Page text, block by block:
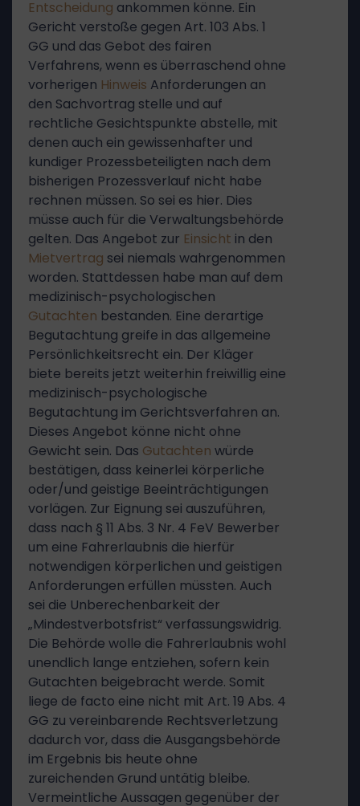
Entscheidung ankommen könne. Ein
Gericht verstoße gegen Art. 103 Abs. 1
GG und das Gebot des fairen
Verfahrens, wenn es überraschend ohne
vorherigen Hinweis Anforderungen an
den Sachvortrag stelle und auf
rechtliche Gesichtspunkte abstelle, mit
denen auch ein gewissenhafter und
kundiger Prozessbeteiligten nach dem
bisherigen Prozessverlauf nicht habe
rechnen müssen. So sei es hier. Dies
müsse auch für die Verwaltungsbehörde
gelten. Das Angebot zur Einsicht in den
Mietvertrag sei niemals wahrgenommen
worden. Stattdessen habe man auf dem
medizinisch-psychologischen
Gutachten bestanden. Eine derartige
Begutachtung greife in das allgemeine
Persönlichkeitsrecht ein. Der Kläger
biete bereits jetzt weiterhin freiwillig eine
medizinisch-psychologische
Begutachtung im Gerichtsverfahren an.
Dieses Angebot könne nicht ohne
Gewicht sein. Das Gutachten würde
bestätigen, dass keinerlei körperliche
oder/und geistige Beeinträchtigungen
vorlägen. Zur Eignung sei auszuführen,
dass nach § 11 Abs. 3 Nr. 4 FeV Bewerber
um eine Fahrerlaubnis die hierfür
notwendigen körperlichen und geistigen
Anforderungen erfüllen müssten. Auch
sei die Unberechenbarkeit der
„Mindestverbotsfrist“ verfassungswidrig.
Die Behörde wolle die Fahrerlaubnis wohl
unendlich lange entziehen, sofern kein
Gutachten beigebracht werde. Somit
liege de facto eine nicht mit Art. 19 Abs. 4
GG zu vereinbarende Rechtsverletzung
dadurch vor, dass die Ausgangsbehörde
im Ergebnis bis heute ohne
zureichenden Grund untätig bleibe.
Vermeintliche Aussagen gegenüber der